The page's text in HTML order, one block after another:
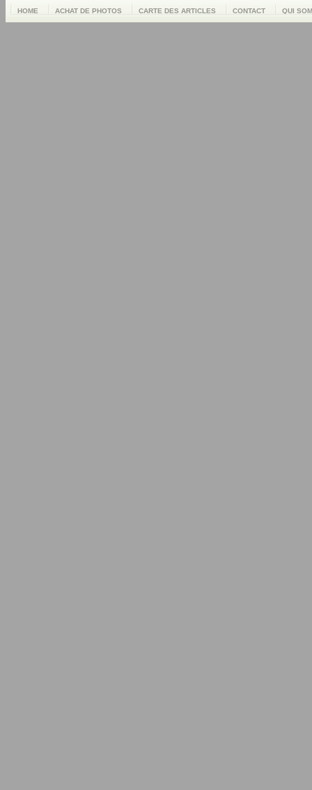
HOME ACHAT DE PHOTOS CARTE DES ARTICLES CONTACT QUI